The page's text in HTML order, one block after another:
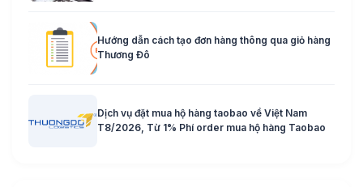
Hướng dẫn cách tạo đơn hàng thông qua giỏ hàng
Thương Đô
Dịch vụ đặt mua hộ hàng taobao về Việt Nam
T8/2026, Từ 1% Phí order mua hộ hàng Taobao